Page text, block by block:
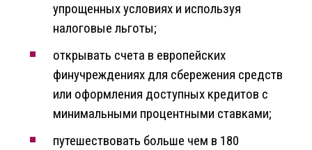
упрощенных условиях и используя
налоговые льготы;
открывать счета в европейских
финучреждениях для сбережения средств
или оформления доступных кредитов с
минимальными процентными ставками;
путешествовать больше чем в 180